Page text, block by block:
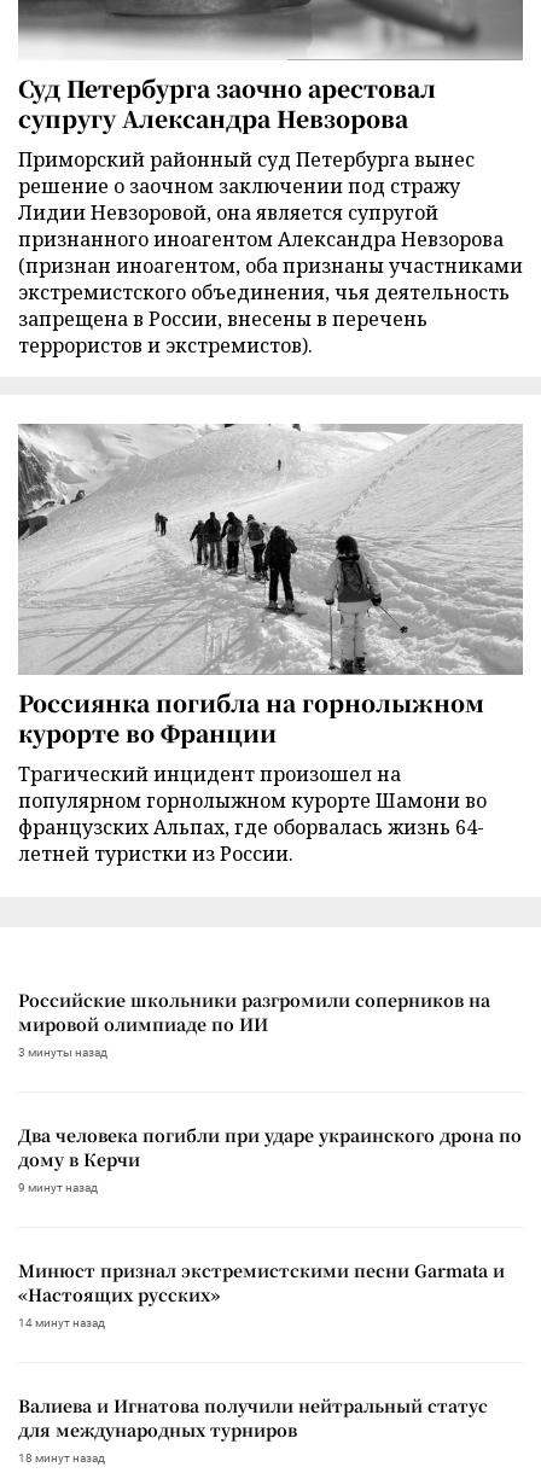
Суд Петербурга заочно арестовал
супругу Александра Невзорова
Приморский районный суд Петербурга вынес
решение о заочном заключении под стражу
Лидии Невзоровой, она является супругой
признанного иноагентом Александра Невзорова
(признан иноагентом, оба признаны участниками
экстремистского объединения, чья деятельность
запрещена в России, внесены в перечень
террористов и экстремистов).
Россиянка погибла на горнолыжном
курорте во Франции
Трагический инцидент произошел на
популярном горнолыжном курорте Шамони во
французских Альпах, где оборвалась жизнь 64-
летней туристки из России.
Российские школьники разгромили соперников на
мировой олимпиаде по ИИ
3 минуты назад
Два человека погибли при ударе украинского дрона по
дому в Керчи
9 минут назад
Минюст признал экстремистскими песни Garmata и
«Настоящих русских»
14 минут назад
Валиева и Игнатова получили нейтральный статус
для международных турниров
18 минут назад